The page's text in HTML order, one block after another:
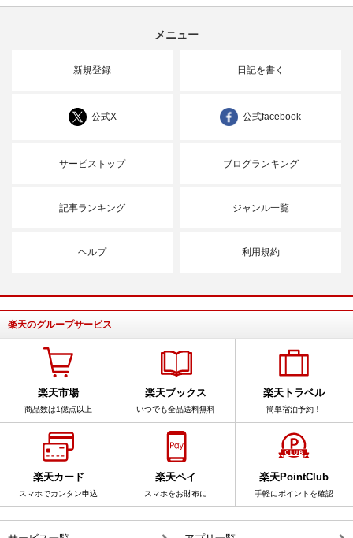
メニュー
新規登録 日記を書く
公式X 公式facebook
サービストップ ブログランキング
記事ランキング ジャンル一覧
ヘルプ 利用規約
楽天のグループサービス
楽天市場
商品数は1億点以上
楽天ブックス
いつでも全品送料無料
楽天トラベル
簡単宿泊予約！
楽天カード
スマホでカンタン申込
楽天ペイ
スマホをお財布に
楽天PointClub
手軽にポイントを確認